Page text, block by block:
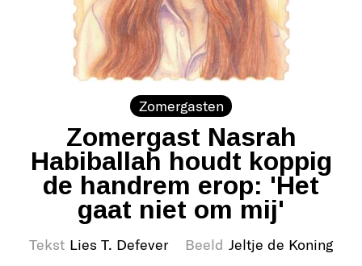
Zomergasten
Zomergast Nasrah
Habiballah houdt koppig
de handrem erop: 'Het
gaat niet om mij'
Tekst Lies T. Defever Beeld Jeltje de Koning